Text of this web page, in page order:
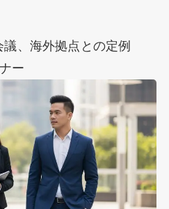
議、海外拠点との定例
ー